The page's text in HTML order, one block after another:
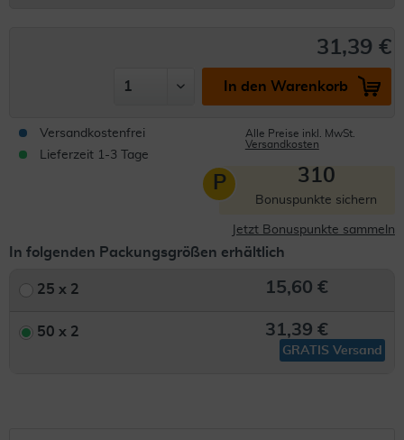
31,39 €
In den Warenkorb
Versandkostenfrei
Lieferzeit 1-3 Tage
Alle Preise inkl. MwSt.
Versandkosten
P 310
Bonuspunkte sichern
Jetzt Bonuspunkte sammeln
In folgenden Packungsgrößen erhältlich
25 x 2 15,60 €
50 x 2 31,39 €
GRATIS Versand